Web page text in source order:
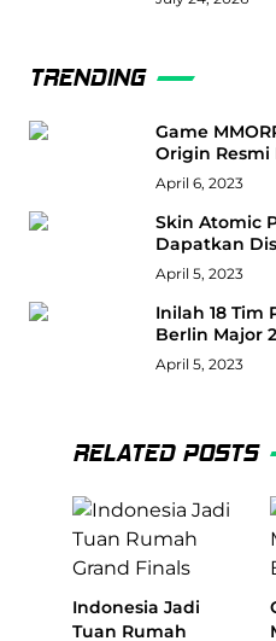
TRENDING
Game
Origin Resmi
April 6, 2023
Skin Atomic
Dapatkan
April 5, 2023
Inilah 18 Tim
Berlin Major
April 5, 2023
RELATED POSTS
Indonesia Jadi
Tuan Rumah